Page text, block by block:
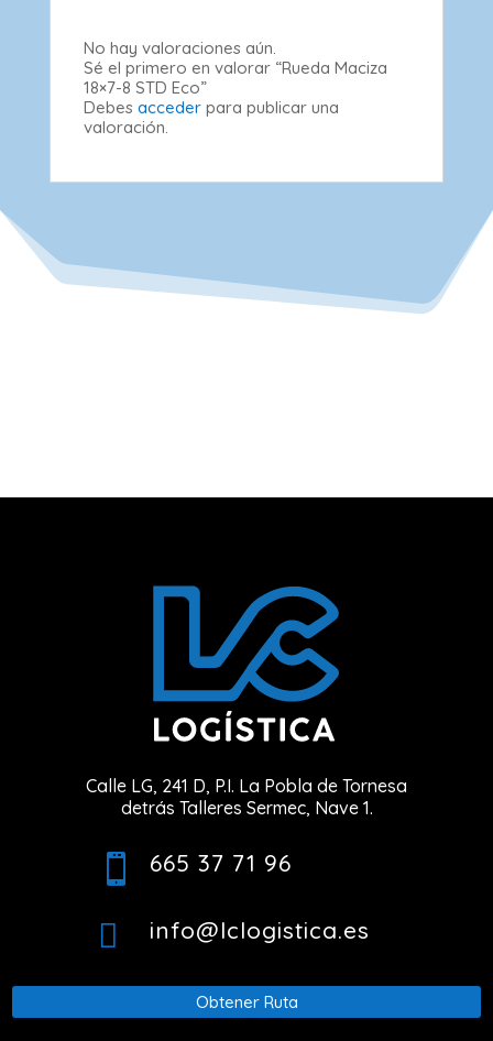
No hay valoraciones aún.
Sé el primero en valorar “Rueda Maciza
18×7-8 STD Eco”
Debes accederpara publicar una
valoración.
Calle LG, 241 D, P.I. La Pobla de Tornesa
detrás Talleres Sermec, Nave 1.
 665 37 71 96
 info@lclogistica.es
Obtener Ruta